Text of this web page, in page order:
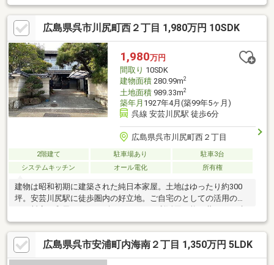
広島県呉市川尻町西２丁目 1,980万円 10SDK
1,980万円
間取り 10SDK
建物面積280.99m2
土地面積989.33m2
築年月 1927年4月(築99年5ヶ月)
呉線 安芸川尻駅 徒歩6分
広島県呉市川尻町西２丁目
2階建て 駐車場あり
駐車3台
システムキッチン
オール電化 所有権
建物は昭和初期に建築された純日本家屋。土地はゆったり約300
坪。安芸川尻駅に徒歩圏内の好立地。ご自宅のとしての活用のほ
物は母屋以外に二棟あり。
広島県呉市安浦町内海南２丁目 1,350万円 5LDK